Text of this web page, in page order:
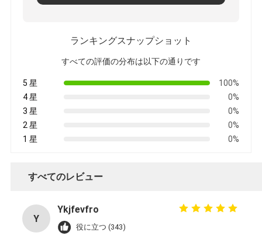
ランキングスナップショット
すべての評価の分布は以下の通りです
5 星
100%
4 星
0%
3 星
0%
2 星
0%
1 星
0%
すべてのレビュー
Y
Ykjfevfro
役に立つ (343)